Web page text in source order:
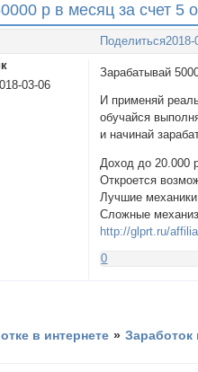
р в месяц за счет 5
Поделиться2018-
03-06
Зарабатывай
И применяй
обучайся
и начинай
Доход до 20.000
Откроется
Лучшие механики
Сложные
http://glprt.ru/
0
в интернете » Заработок